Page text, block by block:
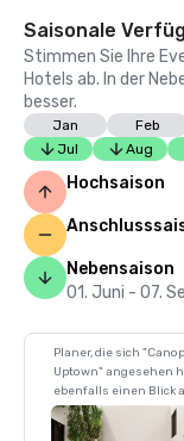
Saisonale
Stimmen Sie Ihre
Hotels ab. In der
besser.
Jan Feb
Jul
Aug
Hochsaison
Nebensaison
01. Juni - 07.
Planer, die sich
Uptown" angesehen
ebenfalls einen Blick